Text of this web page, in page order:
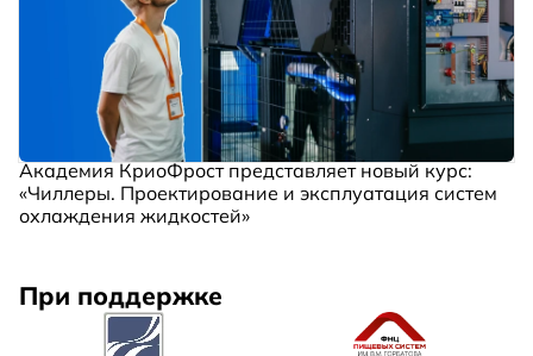
Академия КриоФрост представляет новый курс:
«Чиллеры. Проектирование и эксплуатация систем
охлаждения жидкостей»
При поддержке